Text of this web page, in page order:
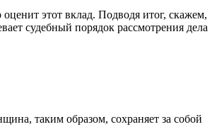
этот вклад. Подводя итог, скажем,
судебный порядок рассмотрения дела
таким образом, сохраняет за собой